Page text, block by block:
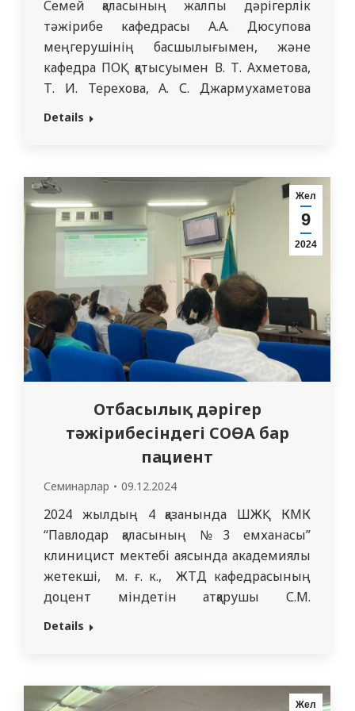
Семей қаласының жалпы дәрігерлік
тәжірибе кафедрасы А.А. Дюсупова
меңгерушінің басшылығымен, және
кафедра ПОҚ қатысуымен В. Т. Ахметова,
Т. И. Терехова, А. С. Джармухаметова
және ЖТД 710 тобы интерндері,
композитор, ағартушы, ойшыл, қоғам
қайраткері Абай (Ибрагим) Құнанбаевтың
ескерткішіне барды (10 тамыз 1845 — 23
маусым 1904).…
Details
Жел
9
2024
Отбасылық дәрігер
тәжірибесіндегі СОӨА бар
пациент
Семинарлар 09.12.2024
2024 жылдың 4 қазанында ШЖҚ КМК
“Павлодар қаласының №3 емханасы”
клиницист мектебі аясында академиялық
жетекші, м. ғ. к., ЖТД кафедрасының
доцент міндетін атқарушы С.М.
Адильгожинаның жетекшілігімен жалпы
тақырыбында сабақ өткізілді. Сабақ
Details
Жел